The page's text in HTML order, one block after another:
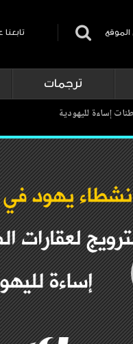
الموقع تابعنا
ترجمات
إساءة لليهودية